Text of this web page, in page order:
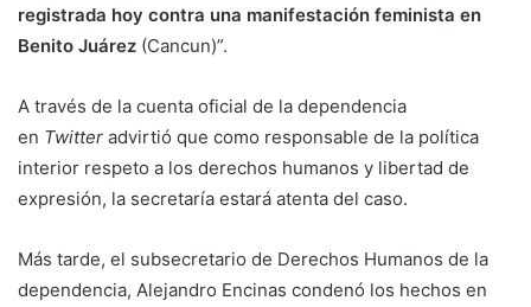
registrada hoy contra una manifestación feminista en
Benito Juárez (Cancun)”.
A través de la cuenta oficial de la dependencia
en Twitter advirtió que como responsable de la política
interior respeto a los derechos humanos y libertad de
expresión, la secretaría estará atenta del caso.
Más tarde, el subsecretario de Derechos Humanos de la
dependencia, Alejandro Encinas condenó los hechos en